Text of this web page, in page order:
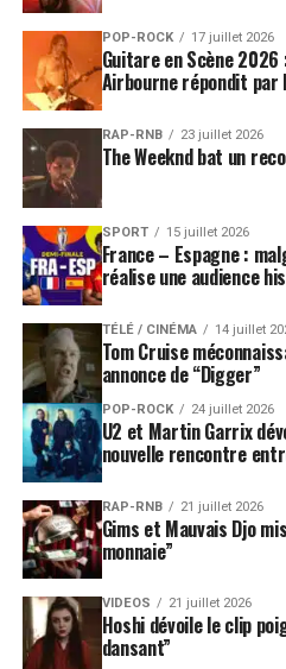
POP-ROCK 17 juillet 2026
Guitare en Scène 2026
Airbourne répondit par
RAP-RNB 23 juillet 2026
The Weeknd bat un
SPORT 15 juillet 2026
France – Espagne :
réalise une audience
TÉLÉ / CINÉMA 14 juillet
Tom Cruise
annonce de “Digger”
POP-ROCK 24 juillet 2026
U2 et Martin Garrix
nouvelle rencontre
RAP-RNB 21 juillet 2026
Gims et Mauvais Djo
monnaie”
VIDEOS 21 juillet 2026
Hoshi dévoile le clip
dansant”